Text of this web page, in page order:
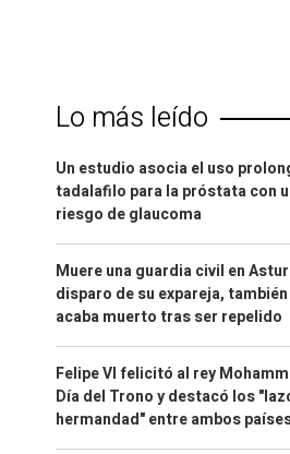
Lo más leído
Un estudio asocia el uso
tadalafilo para la próstata con
riesgo de glaucoma
Muere una guardia civil en
disparo de su expareja,
acaba muerto tras ser repelido
Felipe VI felicitó al rey
Día del Trono y destacó los
hermandad" entre ambos